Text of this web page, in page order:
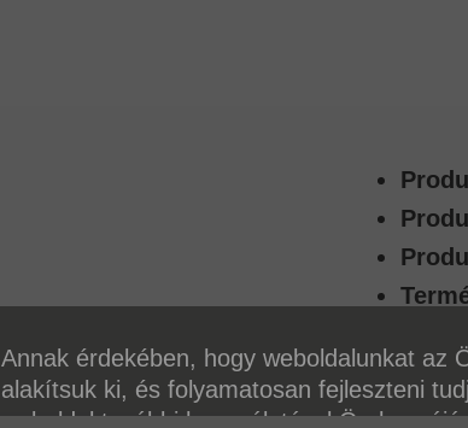
Annak érdekében, hogy weboldalunkat az
alakítsuk ki, és folyamatosan fejleszteni
weboldal további használatával Ön